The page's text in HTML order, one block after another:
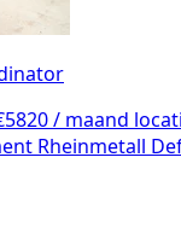
/ maand
Rheinmetall